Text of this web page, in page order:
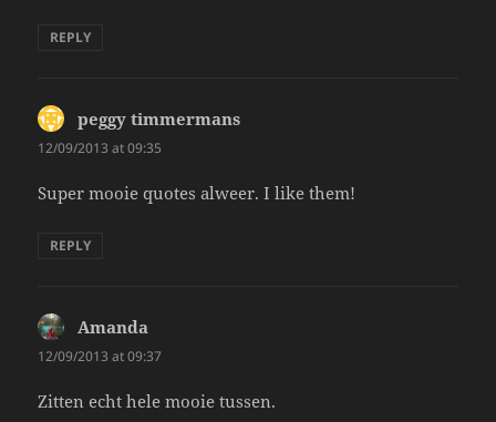
REPLY
peggy timmermans
12/09/2013 at 09:35
Super mooie quotes alweer. I like them!
REPLY
Amanda
12/09/2013 at 09:37
Zitten echt hele mooie tussen.